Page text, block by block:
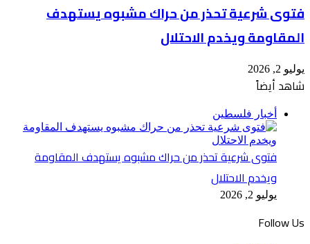
فتوى شرعية تحذر من حراك مشبوه يستهدف
المقاومة ويخدم الاحتلال
يوليو 2, 2026
شاهد أيضاً
أخبار فلسطين
فتوى شرعية تحذر من حراك مشبوه يستهدف المقاومة
ويخدم الاحتلال
يوليو 2, 2026
Follow Us